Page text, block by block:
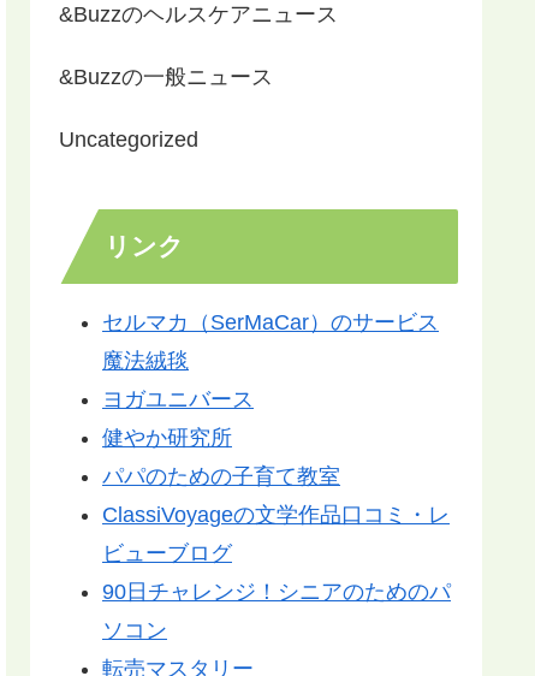
&Buzzのヘルスケアニュース
&Buzzの一般ニュース
Uncategorized
リンク
セルマカ（SerMaCar）のサービス
魔法絨毯
ヨガユニバース
健やか研究所
パパのための子育て教室
ClassiVoyageの文学作品口コミ・レ
ビューブログ
90日チャレンジ！シニアのためのパ
ソコン
転売マスタリー